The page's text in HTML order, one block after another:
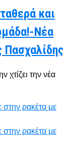
και
Νέα
Πασχαλίδης
χτίζει την νέα